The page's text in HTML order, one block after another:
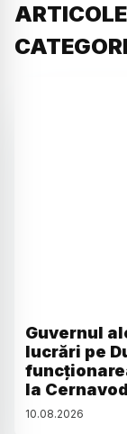
Guvernul
lucrări pe
la
10.08.2026